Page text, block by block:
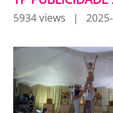
5934 views | 2025-